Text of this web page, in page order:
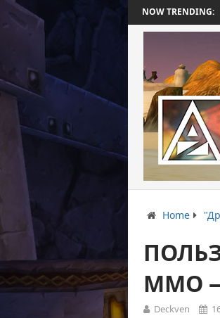
NOW TRENDING:
ВОЙНА, КОТОРАЯ ЗАКОНЧИЛАСЬ БЕЗ БИТВЫ
Home
ММО
Deckven